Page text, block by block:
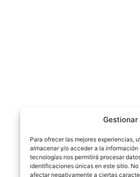
Para ofrecer las mejores experiencias,
almacenar y/o acceder a la
tecnologías nos permitirá procesar
identificaciones únicas en este sitio.
afectar negativamente a ciertas